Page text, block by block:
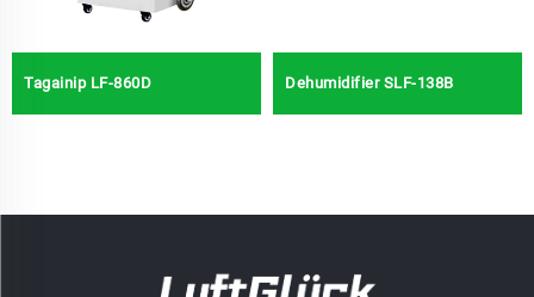
Tagainip LF-860D Dehumidifier SLF-138B